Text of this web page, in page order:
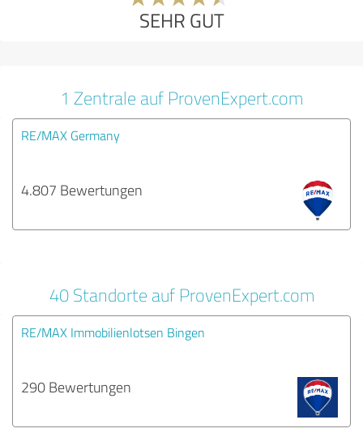
SEHR GUT
1 Zentrale auf ProvenExpert.com
RE/MAX Germany
4.807 Bewertungen
40 Standorte auf ProvenExpert.com
RE/MAX Immobilienlotsen Bingen
290 Bewertungen